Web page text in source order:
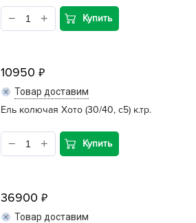
Купить
10950
Товар доставим
Ель колючая Хото (30/40, c5) к.тр.
Купить
36900
Товар доставим